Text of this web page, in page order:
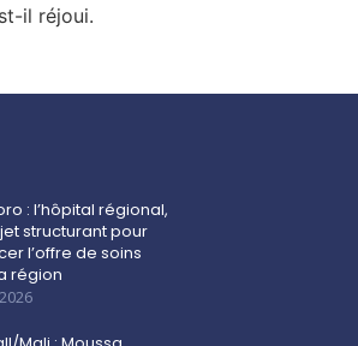
il réjoui.
: l’hôpital régional,
structurant pour
l’offre de soins
région